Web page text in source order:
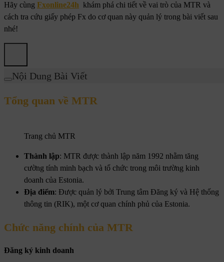
Hãy cùng Fxonline24h khám phá chi tiết về vai trò của MTR và
cách tra cứu giấy phép Fx do cơ quan này quản lý trong bài viết sau
nhé!
Nội Dung Bài Viết
Tổng quan về MTR
Trang chủ MTR
Thành lập: MTR được thành lập năm 1992 nhằm tăng
cường tính minh bạch và tổ chức trong môi trường kinh
doanh của Estonia.
Địa điểm: Được quản lý bởi Trung tâm Đăng ký và Hệ thống
thông tin (RIK), một cơ quan chính phủ của Estonia.
Chức năng chính của MTR
Đăng ký kinh doanh